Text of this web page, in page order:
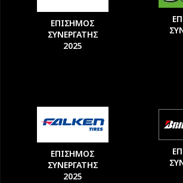
ΕΠΙΣΗΜΟΣ
ΣΥΝΕΡΓΑΤΗΣ
2025
ΕΠΙΣΗΜΟΣ
ΣΥΝΕΡΓΑΤΗΣ
2025